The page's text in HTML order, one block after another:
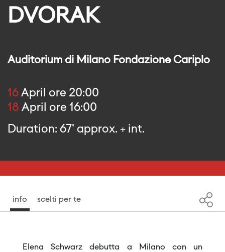
DVORAK
Auditorium di Milano Fondazione Cariplo
16 April ore 20:00
18 April ore 16:00
Duration: 67' approx. + int.
info scelti per te
Elena Schwarz debutta a Milano con un